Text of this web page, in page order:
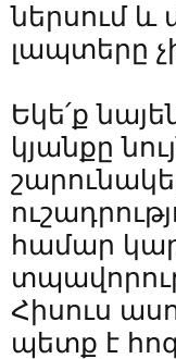
ներսում և
լապտերը
Եկե՛ք
կյանքը
համար
Հիսուս
պետք է